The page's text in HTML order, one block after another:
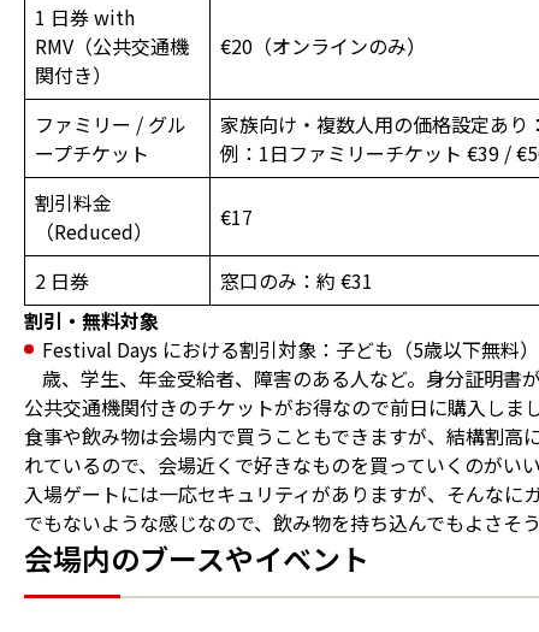
1 日券 with
RMV（公共交通機
関付き）
€20（オンラインのみ）
ファミリー / グル
ープチケット
家族向け・複数人用の価格設定あり
例：1日ファミリーチケット €39 /
割引料金
（Reduced）
€17
2 日券
窓口のみ：約 €31
割引・無料対象
Festival Days における割引対象：子ども（5歳以下無料
歳、学生、年金受給者、障害のある人など。身分証明書
公共交通機関付きのチケットがお得なので前日に購入しま
食事や飲み物は会場内で買うこともできますが、結構割高
れているので、会場近くで好きなものを買っていくのがい
入場ゲートには一応セキュリティがありますが、そんなに
でもないような感じなので、飲み物を持ち込んでもよさそ
会場内のブースやイベント